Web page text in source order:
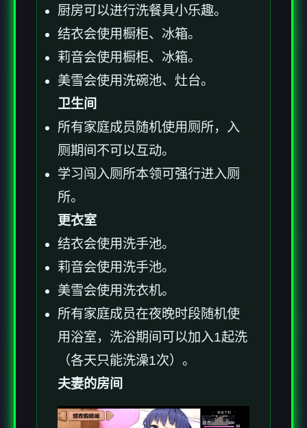
厨房可以进行洗餐具小乐趣。
结衣会使用橱柜、冰箱。
莉音会使用橱柜、冰箱。
美雪会使用洗碗池、灶台。
卫生间
所有家庭成员随机使用厕所，入
厕期间不可以互动。
学习闯入厕所本领可强行进入厕
所。
更衣室
结衣会使用洗手池。
莉音会使用洗手池。
美雪会使用洗衣机。
所有家庭成员在夜晚时段随机使
用浴室，洗浴期间可以加入1起洗
（各天只能洗澡1次）。
夫妻的房间